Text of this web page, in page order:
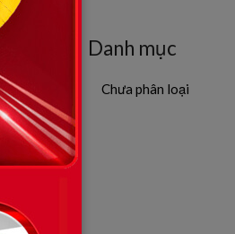
Danh mục
Chưa phân loại